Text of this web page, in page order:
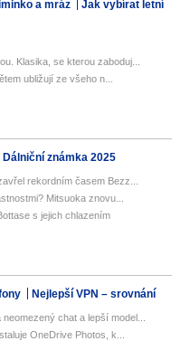
a mráz
Jak vybírat letní
Klasika, se kterou zaboduj...
ubližují ze všeho n...
Dálniční známka 2025
rekordním časem Bezz...
Mitsuoka znovu...
s jejich chlazením
Nejlepší VPN – srovnání
chat a lepší model...
OneDrive Photos, k...